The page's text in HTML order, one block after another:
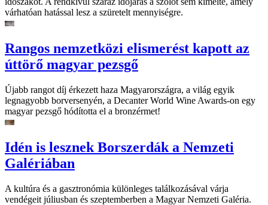
várhatóan hatással lesz a szüretelt mennyiségre.
Rangos nemzetközi elismerést kapott az
úttörő magyar pezsgő
Újabb rangot díj érkezett haza Magyarországra, a világ egyik
legnagyobb borversenyén, a Decanter World Wine Awards-on egy
magyar pezsgő hódította el a bronzérmet!
Idén is lesznek Borszerdák a Nemzeti
Galériában
A kultúra és a gasztronómia különleges találkozásával várja
vendégeit júliusban és szeptemberben a Magyar Nemzeti Galéria.